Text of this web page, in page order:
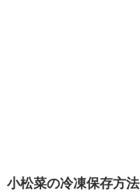
小松菜の冷凍保存方法